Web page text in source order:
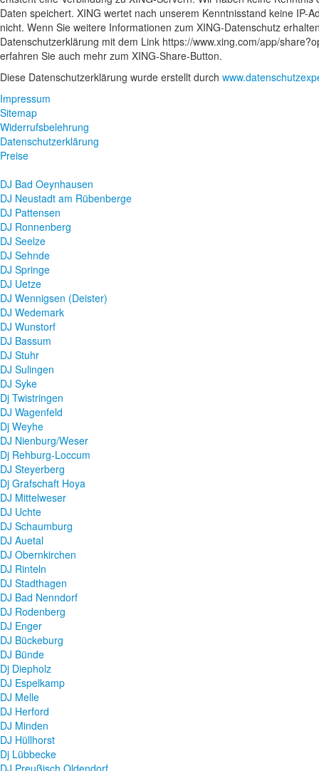
Daten speichert. XING wertet nach unserem Kenntnisstand keine IP-
nicht. Wenn Sie weitere Informationen zum XING-Datenschutz
Datenschutzerklärung mit dem Link https://www.xing.com/app/
erfahren Sie auch mehr zum XING-Share-Button.
Diese Datenschutzerklärung wurde erstellt durch
Impressum
Sitemap
Widerrufsbelehrung
Datenschutzerklärung
Preise
DJ Bad Oeynhausen
DJ Neustadt am Rübenberge
DJ Pattensen
DJ Ronnenberg
DJ Seelze
DJ Sehnde
DJ Springe
DJ Uetze
DJ Wennigsen (Deister)
DJ Wedemark
DJ Wunstorf
DJ Bassum
DJ Stuhr
DJ Sulingen
DJ Syke
Dj Twistringen
DJ Wagenfeld
Dj Weyhe
DJ Nienburg/Weser
Dj Rehburg-Loccum
DJ Steyerberg
Dj Grafschaft Hoya
DJ Mittelweser
DJ Uchte
DJ Schaumburg
DJ Auetal
DJ Obernkirchen
DJ Rinteln
DJ Stadthagen
DJ Bad Nenndorf
DJ Rodenberg
DJ Enger
DJ Bückeburg
DJ Bünde
Dj Diepholz
DJ Espelkamp
DJ Melle
DJ Herford
DJ Minden
DJ Hüllhorst
Dj Lübbecke
DJ Preußisch Oldendorf